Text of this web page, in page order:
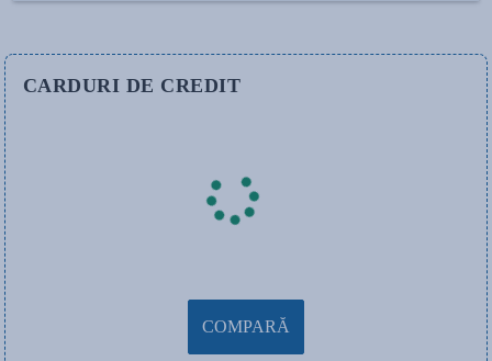
CARDURI DE CREDIT
COMPARĂ